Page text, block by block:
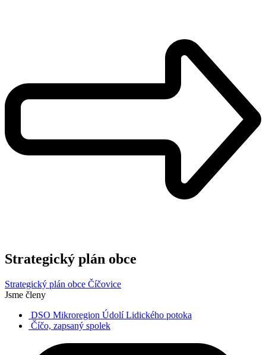
Strategický plán obce
Strategický plán obce Číčovice
Jsme členy
DSO Mikroregion Údolí Lidického potoka
Číčo, zapsaný spolek